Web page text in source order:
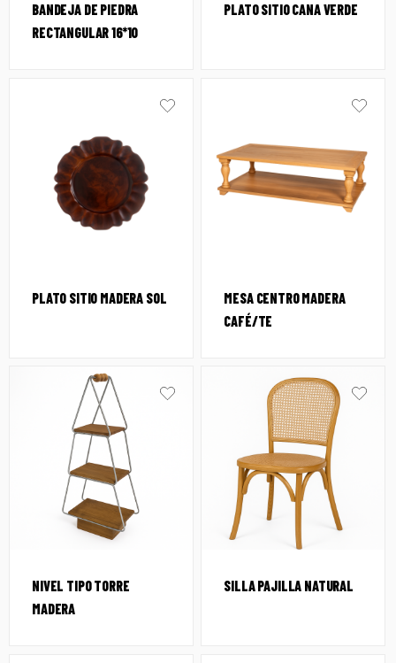
BANDEJA DE PIEDRA
RECTANGULAR 16*10
PLATO SITIO CANA VERDE
PLATO SITIO MADERA SOL
MESA CENTRO MADERA
CAFÉ/TE
NIVEL TIPO TORRE
MADERA
SILLA PAJILLA NATURAL